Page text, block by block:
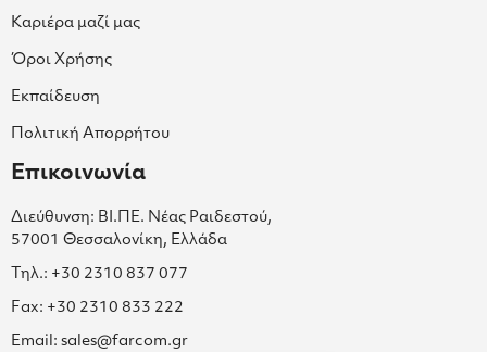
Καριέρα μαζί μας
Όροι Χρήσης
Εκπαίδευση
Πολιτική Απορρήτου
Επικοινωνία
Διεύθυνση: ΒΙ.ΠΕ. Νέας Ραιδεστού,
57001 Θεσσαλονίκη, Ελλάδα
Τηλ.: +30 2310 837 077
Fax: +30 2310 833 222
Email: sales@farcom.gr